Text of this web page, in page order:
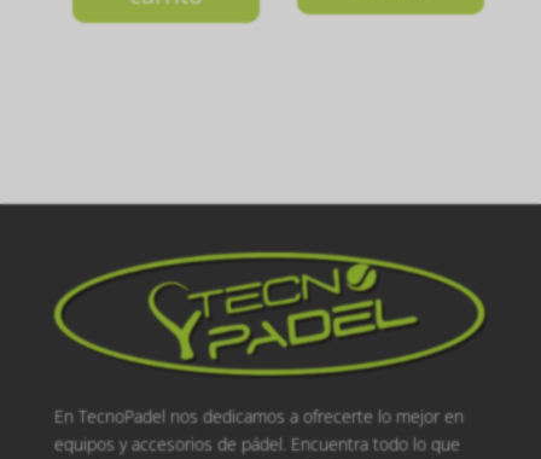
En TecnoPadel nos dedicamos a ofrecerte lo mejor en
equipos y accesorios de pádel. Encuentra todo lo que